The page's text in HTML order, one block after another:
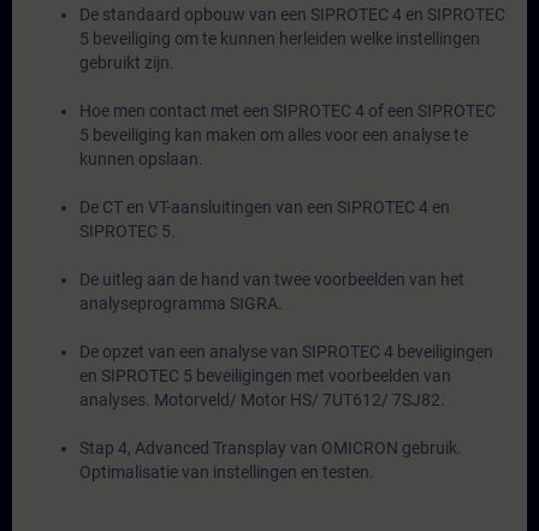
De standaard opbouw van een SIPROTEC 4 en SIPROTEC
5 beveiliging om te kunnen herleiden welke instellingen
gebruikt zijn.
Hoe men contact met een SIPROTEC 4 of een SIPROTEC
5 beveiliging kan maken om alles voor een analyse te
kunnen opslaan.
De CT en VT-aansluitingen van een SIPROTEC 4 en
SIPROTEC 5.
De uitleg aan de hand van twee voorbeelden van het
analyseprogramma SIGRA.
De opzet van een analyse van SIPROTEC 4 beveiligingen
en SIPROTEC 5 beveiligingen met voorbeelden van
analyses. Motorveld/ Motor HS/ 7UT612/ 7SJ82.
Stap 4, Advanced Transplay van OMICRON gebruik.
Optimalisatie van instellingen en testen.